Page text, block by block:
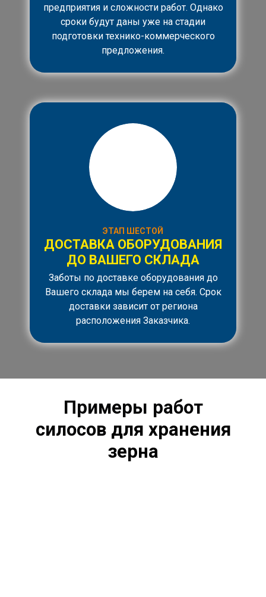
предприятия и сложности работ. Однако
сроки будут даны уже на стадии
подготовки технико-коммерческого
предложения.
ЭТАП ШЕСТОЙ
ДОСТАВКА ОБОРУДОВАНИЯ
ДО ВАШЕГО СКЛАДА
Заботы по доставке оборудования до
Вашего склада мы берем на себя. Срок
доставки зависит от региона
расположения Заказчика.
Примеры работ
силосов для хранения
зерна